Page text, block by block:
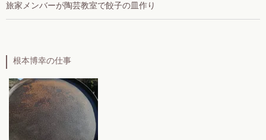
旅家メンバーが陶芸教室で餃子の皿作り
根本博幸の仕事